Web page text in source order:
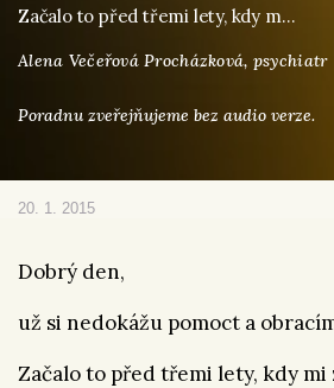
Začalo to před třemi lety, kdy m…
Alena Večeřová Procházková, psychiatr
Poradnu zveřejňujeme bez audio verze.
20. 1. 2015
Dobrý den,
už si nedokážu pomoct a
Začalo to před třemi lety, kdy mi